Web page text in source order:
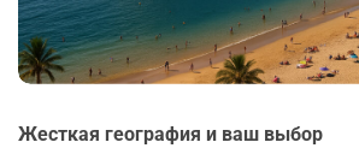
Жесткая география и ваш выбор